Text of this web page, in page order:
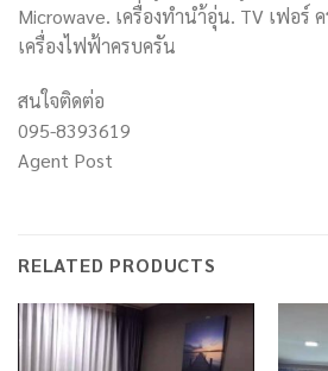
Microwave. เครื่องทำนำ้อุ่น. TV เฟอร์
เครื่องไฟฟ้าครบครัน
สนใจติดต่อ
095-8393619
Agent Post
RELATED PRODUCTS